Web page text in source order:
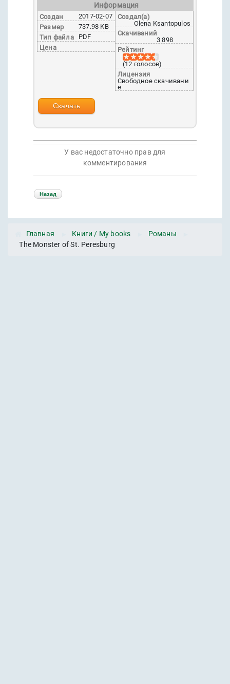
Информация
Создан
2017-02-07
Размер
737.98 KB
Тип файла
PDF
Цена
Создал(а)
Olena Ksantopulos
Скачиваний
3 898
Рейтинг
(12 голосов)
Лицензия
Свободное скачивани
е
Скачать
У вас недостаточно прав для
комментирования
Назад
Главная Книги / My books Романы
The Monster of St. Peresburg